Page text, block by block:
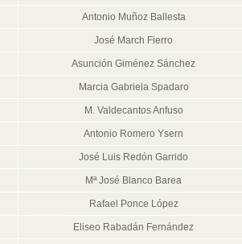
Antonio Muñoz Ballesta
José March Fierro
Asunción Giménez Sánchez
Marcia Gabriela Spadaro
M. Valdecantos Anfuso
Antonio Romero Ysern
José Luis Redón Garrido
Mª José Blanco Barea
Rafael Ponce López
Eliseo Rabadán Fernández